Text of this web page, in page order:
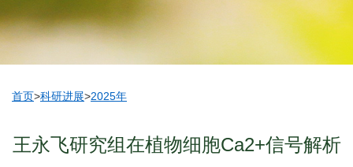
首页>科研进展>2025年
王永飞研究组在植物细胞Ca2+信号解析